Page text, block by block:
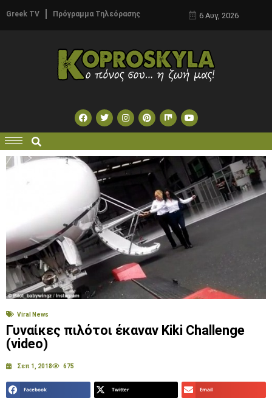
Greek TV Πρόγραμμα Τηλεόρασης 6 Αυγ, 2026
Viral News
Γυναίκες πιλότοι έκαναν Kiki Challenge
(video)
Σεπ 1, 2018 675
Facebook Twitter Email